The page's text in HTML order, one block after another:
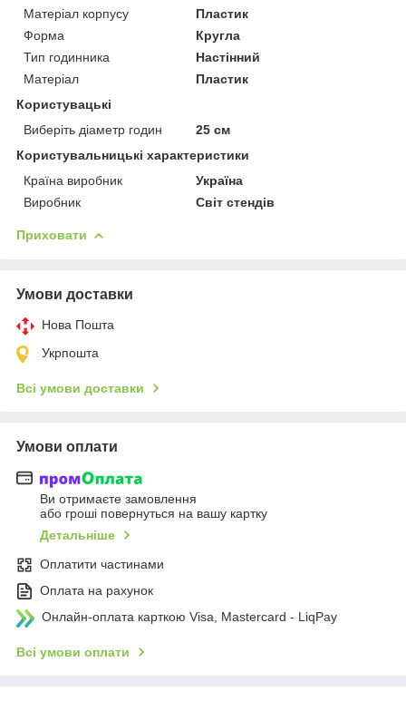
Матеріал корпусу
Пластик
Форма
Кругла
Тип годинника
Настінний
Матеріал
Пластик
Користувацькі
Виберіть діаметр годин
25 см
Користувальницькі характеристики
Країна виробник
Україна
Виробник
Світ стендів
Приховати
Умови доставки
Нова Пошта
Укрпошта
Всі умови доставки
Умови оплати
Ви отримаєте замовлення
або гроші повернуться на вашу картку
Детальніше
Оплатити частинами
Оплата на рахунок
Онлайн-оплата карткою Visa, Mastercard - LiqPay
Всі умови оплати